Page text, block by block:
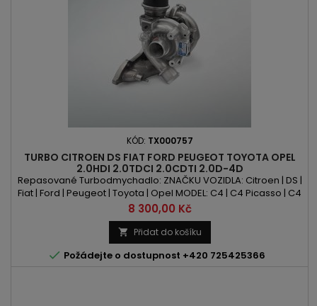
KÓD: TX000757
TURBO CITROEN DS FIAT FORD PEUGEOT TOYOTA OPEL
2.0HDI 2.0TDCI 2.0CDTI 2.0D-4D
Repasované Turbodmychadlo: ZNAČKU VOZIDLA: Citroen | DS |
Fiat | Ford | Peugeot | Toyota | Opel MODEL: C4 | C4 Picasso | C4
Grand Picasso | C4 Spacetourer | C5 | C5 Aircorss | DS4 | DS5 |
Jumpy | Spacetourer | DS 4 | DS 5 | DS 7 | Scudo | C-Max | Grand
C-Max | Focus | Galaxy | Kuga | Mondeo | S-Max | 308 | 3008 |
508 | 5008 | Expert | Traveller | Proace |...
Cena
8 300,00 Kč
 Přidat do košíku
 Požádejte o dostupnost +420 725425366